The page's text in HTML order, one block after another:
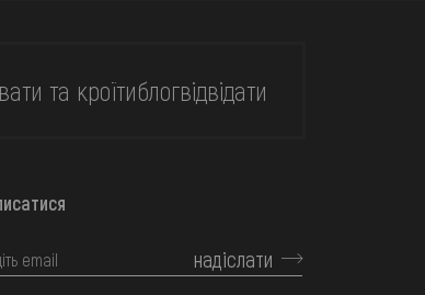
та кроїтиблогвідвідати
надіслати